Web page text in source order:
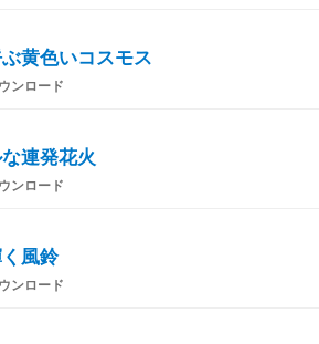
黄色いコスモス
ンロード
連発花火
ンロード
風鈴
ンロード